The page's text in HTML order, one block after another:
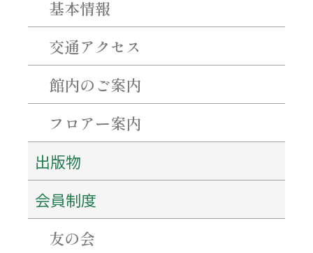
基本情報
交通アクセス
館内のご案内
フロアー案内
出版物
会員制度
友の会
ネーミングライツ・パートナーを募集します！
特別企画「花押（サイン）を作ろう！書こう！」 開催のご案内
百五銀行✖石水博物館 「コーポレーションデー」を開催します！
シンポジウム「西来寺の宝物の魅力にせまる」を開催します！
アーカイブ
2026年7月
2026年6月
2026年5月